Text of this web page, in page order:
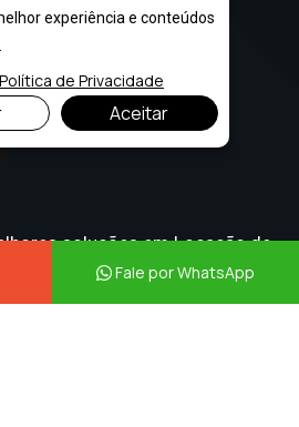
soluções em Locação de
no Rio de Janeiro, com
completo para o seu
Fale por WhatsApp
experiência e conteúdos
Política de Privacidade
Aceitar